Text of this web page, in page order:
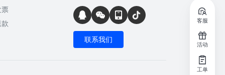
票
联系我们
客服
活动
工单